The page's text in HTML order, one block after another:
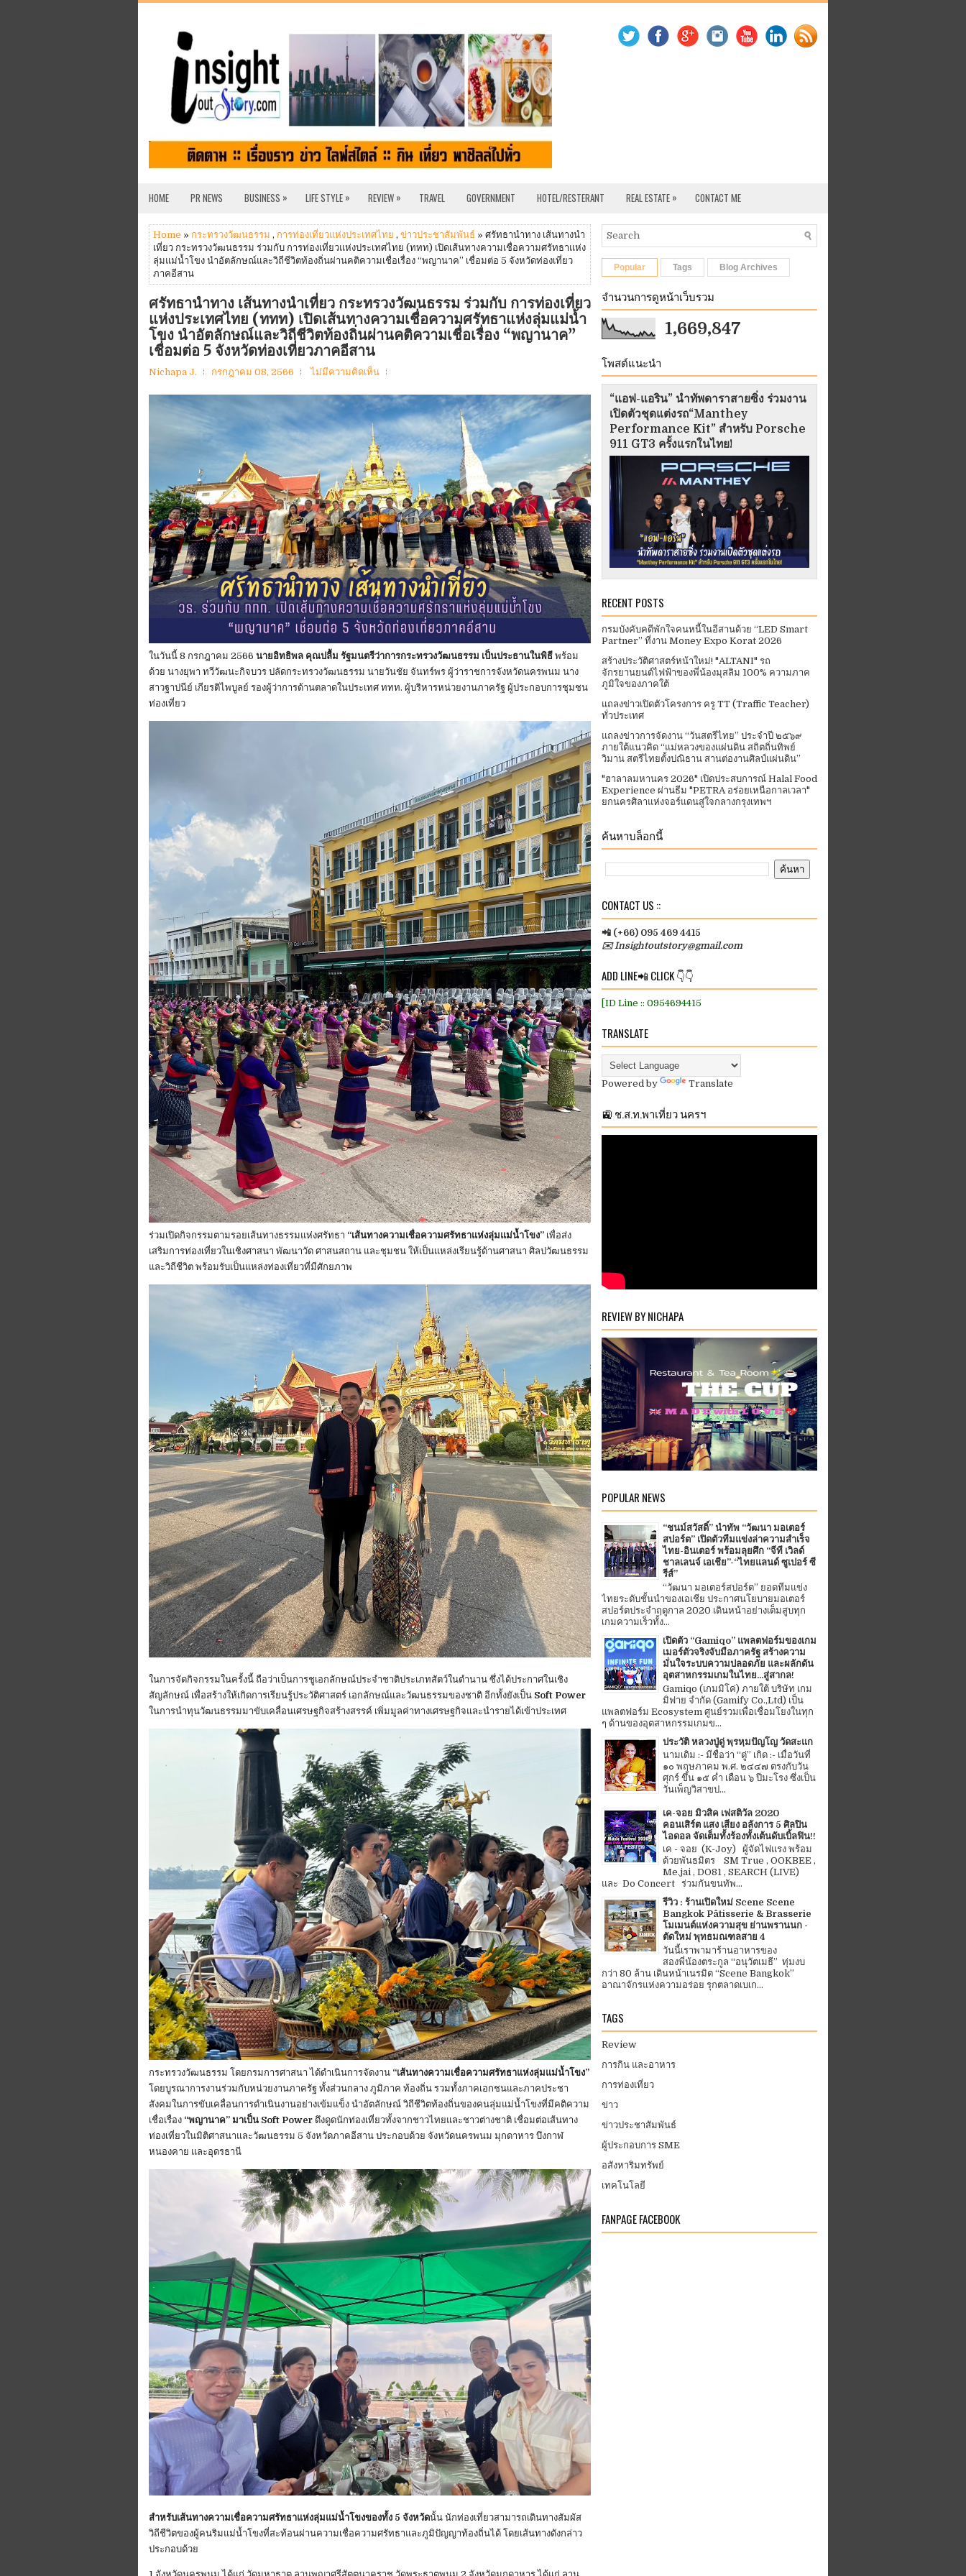
HOME PR NEWS BUSINESS » LIFE STYLE » REVIEW » TRAVEL GOVERNMENT HOTEL/RESTERANT REAL ESTATE » CONTACT ME
Home » กระทรวงวัฒนธรรม , การท่องเที่ยวแห่งประเทศไทย , ข่าวประชาสัมพันธ์ » ศรัทธานำทาง เส้นทางนำ
เที่ยว กระทรวงวัฒนธรรม ร่วมกับ การท่องเที่ยวแห่งประเทศไทย (ททท) เปิดเส้นทางความเชื่อความศรัทธาแห่ง
ลุ่มแม่น้ำโขง นำอัตลักษณ์และวิถีชีวิตท้องถิ่นผ่านคติความเชื่อเรื่อง “พญานาค” เชื่อมต่อ 5 จังหวัดท่องเที่ยว
ภาคอีสาน
ศรัทธานำทาง เส้นทางนำเที่ยว กระทรวงวัฒนธรรม ร่วมกับ การท่องเที่ยว
แห่งประเทศไทย (ททท) เปิดเส้นทางความเชื่อความศรัทธาแห่งลุ่มแม่น้ำ
โขง นำอัตลักษณ์และวิถีชีวิตท้องถิ่นผ่านคติความเชื่อเรื่อง “พญานาค”
เชื่อมต่อ 5 จังหวัดท่องเที่ยวภาคอีสาน
Nichapa J. กรกฎาคม 08, 2566 ไม่มีความคิดเห็น
ในวันนี้ 8 กรกฎาคม 2566 นายอิทธิพล คุณปลื้ม รัฐมนตรีว่าการกระทรวงวัฒนธรรม เป็นประธานในพิธี พร้อม
ด้วย นางยุพา ทวีวัฒนะกิจบวร ปลัดกระทรวงวัฒนธรรม นายวันชัย จันทร์พร ผู้ว่าราชการจังหวัดนครพนม นาง
สาวฐาปนีย์ เกียรติไพบูลย์ รองผู้ว่าการด้านตลาดในประเทศ ททท. ผู้บริหารหน่วยงานภาครัฐ ผู้ประกอบการชุมชน
ท่องเที่ยว
ร่วมเปิดกิจกรรมตามรอยเส้นทางธรรมแห่งศรัทธา “เส้นทางความเชื่อความศรัทธาแห่งลุ่มแม่น้ำโขง” เพื่อส่ง
เสริมการท่องเที่ยวในเชิงศาสนา พัฒนาวัด ศาสนสถาน และชุมชน ให้เป็นแหล่งเรียนรู้ด้านศาสนา ศิลปวัฒนธรรม
และวิถีชีวิต พร้อมรับเป็นแหล่งท่องเที่ยวที่มีศักยภาพ
ในการจัดกิจกรรมในครั้งนี้ ถือว่าเป็นการชูเอกลักษณ์ประจำชาติประเภทสัตว์ในตำนาน ซึ่งได้ประกาศในเชิง
สัญลักษณ์ เพื่อสร้างให้เกิดการเรียนรู้ประวัติศาสตร์ เอกลักษณ์และวัฒนธรรมของชาติ อีกทั้งยังเป็น Soft Power
ในการนำทุนวัฒนธรรมมาขับเคลื่อนเศรษฐกิจสร้างสรรค์ เพิ่มมูลค่าทางเศรษฐกิจและนำรายได้เข้าประเทศ
กระทรวงวัฒนธรรม โดยกรมการศาสนา ได้ดำเนินการจัดงาน “เส้นทางความเชื่อความศรัทธาแห่งลุ่มแม่น้ำโขง”
โดยบูรณาการงานร่วมกับหน่วยงานภาครัฐ ทั้งส่วนกลาง ภูมิภาค ท้องถิ่น รวมทั้งภาคเอกชนและภาคประชา
สังคมในการขับเคลื่อนการดำเนินงานอย่างเข้มแข็ง นำอัตลักษณ์ วิถีชีวิตท้องถิ่นของคนลุ่มแม่น้ำโขงที่มีคติความ
เชื่อเรื่อง “พญานาค” มาเป็น Soft Power ดึงดูดนักท่องเที่ยวทั้งจากชาวไทยและชาวต่างชาติ เชื่อมต่อเส้นทาง
ท่องเที่ยวในมิติศาสนาและวัฒนธรรม 5 จังหวัดภาคอีสาน ประกอบด้วย จังหวัดนครพนม มุกดาหาร บึงกาฬ
หนองคาย และอุดรธานี
สำหรับเส้นทางความเชื่อความศรัทธาแห่งลุ่มแม่น้ำโขงของทั้ง 5 จังหวัดนั้น นักท่องเที่ยวสามารถเดินทางสัมผัส
วิถีชีวิตของผู้คนริมแม่น้ำโขงที่สะท้อนผ่านความเชื่อความศรัทธาและภูมิปัญญาท้องถิ่นได้ โดยเส้นทางดังกล่าว
ประกอบด้วย
Popular Tags Blog Archives
จำนวนการดูหน้าเว็บรวม
1,669,847
โพสต์แนะนำ
“แอฟ-แอริน” นำทัพดาราสายซิ่ง ร่วมงาน
เปิดตัวชุดแต่งรถ“Manthey
Performance Kit” สำหรับ Porsche
911 GT3 ครั้งแรกในไทย!
RECENT POSTS
กรมบังคับคดีพักใจคนหนี้ในอีสานด้วย “LED Smart
Partner” ที่งาน Money Expo Korat 2026
สร้างประวัติศาสตร์หน้าใหม่! "ALTANI" รถ
จักรยานยนต์ไฟฟ้าของพี่น้องมุสลิม 100% ความภาค
ภูมิใจของภาคใต้
แถลงข่าวเปิดตัวโครงการ ครู TT (Traffic Teacher)
ทั่วประเทศ​
แถลงข่าวการจัดงาน “วันสตรีไทย” ประจําปี ๒๕๖๙
ภายใต้แนวคิด “แม่หลวงของแผ่นดิน สถิตถิ่นทิพย์
วิมาน สตรีไทยตั้งปณิธาน สานต่องานศิลป์แผ่นดิน”
"ฮาลาลมหานคร 2026" เปิดประสบการณ์ Halal Food
Experience ผ่านธีม "PETRA อร่อยเหนือกาลเวลา"
ยกนครศิลาแห่งจอร์แดนสู่ใจกลางกรุงเทพฯ
ค้นหาบล็อกนี้
CONTACT US ::
📲 (+66) 095 469 4415
✉️ Insightoutstory@gmail.com
ADD LINE📲 CLICK 👇👇
[ID Line :: 0954694415
TRANSLATE
Powered by Translate
🚉 ช.ส.ท.พาเที่ยว นครฯ
REVIEW BY NICHAPA
POPULAR NEWS
“ชนม์สวัสดิ์” นำทัพ “วัฒนา มอเตอร์
สปอร์ต” เปิดตัวทีมแข่งล่าความสำเร็จ
ไทย-อินเตอร์ พร้อมลุยศึก “จีที เวิลด์
ชาลเลนจ์ เอเชีย”-“ไทยแลนด์ ซูเปอร์ ซี
รีส์”
“วัฒนา มอเตอร์สปอร์ต” ยอดทีมแข่ง
ไทยระดับชั้นนำของเอเชีย ประกาศนโยบายมอเตอร์
สปอร์ตประจำฤดูกาล 2020 เดินหน้าอย่างเต็มสูบทุก
เกมความเร็วทั้ง...
เปิดตัว “Gamiqo” แพลตฟอร์มของเกม
เมอร์ตัวจริงจับมือภาครัฐ สร้างความ
มั่นใจระบบความปลอดภัย และผลักดัน
อุตสาหกรรมเกมในไทย...สู่สากล!
Gamiqo (เกมมิโค่) ภายใต้ บริษัท เกม
มิฟาย จำกัด (Gamify Co.,Ltd) เป็น
แพลตฟอร์ม Ecosystem ศูนย์รวมเพื่อเชื่อมโยงในทุก
ๆ ด้านของอุตสาหกรรมเกมข...
ประวัติ หลวงปู่ดู่ พฺรหฺมปัญโญ วัดสะแก
นามเดิม :- มีชื่อว่า “ดู่” เกิด :- เมื่อวันที่
๑๐ พฤษภาคม พ.ศ. ๒๔๔๗ ตรงกับวัน
ศุกร์ ขึ้น ๑๕ ค่ำ เดือน ๖ ปีมะโรง ซึ่งเป็น
วันเพ็ญวิสาขป...
เค-จอย มิวสิค เฟสติวัล 2020
คอนเสิร์ต แสง เสียง อลังการ 5 ศิลปิน
ไอดอล จัดเต็มทั้งร้องทั้งเต้นดับเบิ้ลฟิน!!
เค - จอย (K-Joy) ผู้จัดไฟแรง พร้อม
ด้วยพันธมิตร SM True , OOKBEE ,
Me.jai , DO81 , SEARCH (LIVE)
และ Do Concert ร่วมกันขนทัพ...
รีวิว : ร้านเปิดใหม่ Scene Scene
Bangkok Pâtisserie & Brasserie
โมเมนต์แห่งความสุข ย่านพรานนก -
ตัดใหม่ พุทธมณฑลสาย 4
วันนี้เราพามาร้านอาหารของ
สองพี่น้องตระกูล “อนุวัตเมธี” ทุ่มงบ
กว่า 80 ล้าน เดินหน้าเนรมิต “Scene Bangkok”
อาณาจักรแห่งความอร่อย รุกตลาดเบเก...
TAGS
Review
การกิน และอาหาร
การท่องเที่ยว
ข่าว
ข่าวประชาสัมพันธ์
ผู้ประกอบการ SME
อสังหาริมทรัพย์
เทคโนโลยี
FANPAGE FACEBOOK